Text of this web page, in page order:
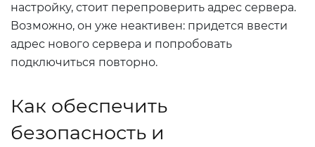
настройку, стоит перепроверить адрес сервера.
Возможно, он уже неактивен: придется ввести
адрес нового сервера и попробовать
подключиться повторно.
Как обеспечить
безопасность и